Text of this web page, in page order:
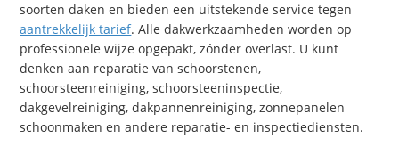
soorten daken en bieden een uitstekende service tegen
aantrekkelijk tarief. Alle dakwerkzaamheden worden op
professionele wijze opgepakt, zónder overlast. U kunt
denken aan reparatie van schoorstenen,
schoorsteenreiniging, schoorsteeninspectie,
dakgevelreiniging, dakpannenreiniging, zonnepanelen
schoonmaken en andere reparatie- en inspectiediensten.